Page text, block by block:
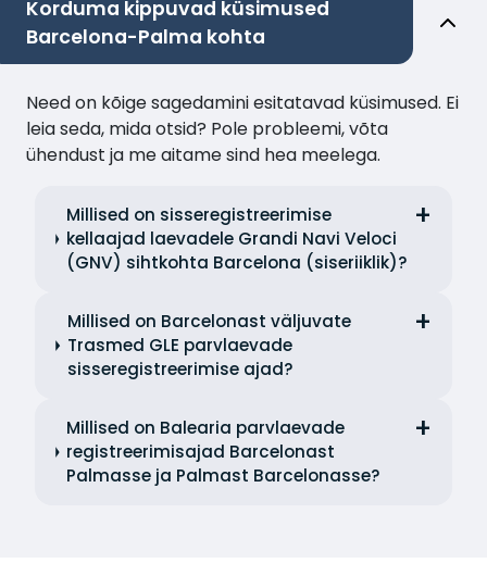
Korduma kippuvad küsimused
Barcelona-Palma kohta
Need on kõige sagedamini esitatavad küsimused. Ei
leia seda, mida otsid? Pole probleemi, võta
ühendust ja me aitame sind hea meelega.
Millised on sisseregistreerimise
kellaajad laevadele Grandi Navi Veloci
(GNV) sihtkohta Barcelona (siseriiklik)?
Millised on Barcelonast väljuvate
Trasmed GLE parvlaevade
sisseregistreerimise ajad?
Millised on Balearia parvlaevade
registreerimisajad Barcelonast
Palmasse ja Palmast Barcelonasse?